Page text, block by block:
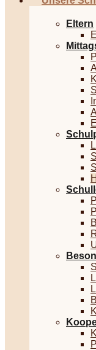
Eltern